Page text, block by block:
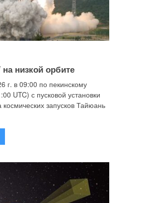
низкой орбите
г. в 09:00 по пекинскому
UTC) с пусковой установки
запусков Тайюань